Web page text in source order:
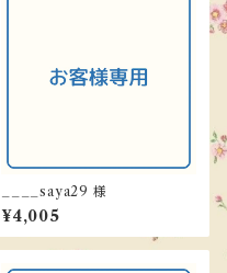
____saya29 様
¥4,005